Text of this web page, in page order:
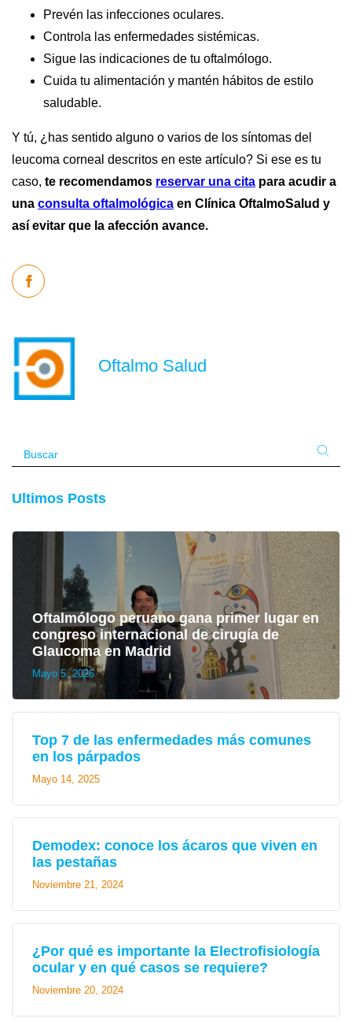
Prevén las infecciones oculares.
Controla las enfermedades sistémicas.
Sigue las indicaciones de tu oftalmólogo.
Cuida tu alimentación y mantén hábitos de estilo
saludable.
Y tú, ¿has sentido alguno o varios de los síntomas del
leucoma corneal descritos en este artículo? Si ese es tu
caso, te recomendamos reservar una cita para acudir a
una consulta oftalmológica en Clínica OftalmoSalud y
así evitar que la afección avance.
Oftalmo Salud
Ultimos Posts
Oftalmólogo peruano gana primer lugar en
congreso internacional de cirugía de
Glaucoma en Madrid
Mayo 5, 2026
Top 7 de las enfermedades más comunes
en los párpados
Mayo 14, 2025
Demodex: conoce los ácaros que viven en
las pestañas
Noviembre 21, 2024
¿Por qué es importante la Electrofisiología
ocular y en qué casos se requiere?
Noviembre 20, 2024